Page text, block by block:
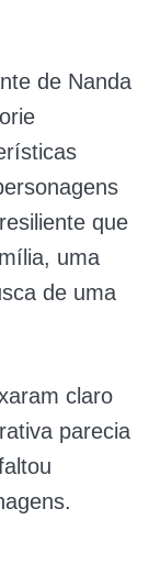
de Nanda
que
uma
de uma
claro
parecia